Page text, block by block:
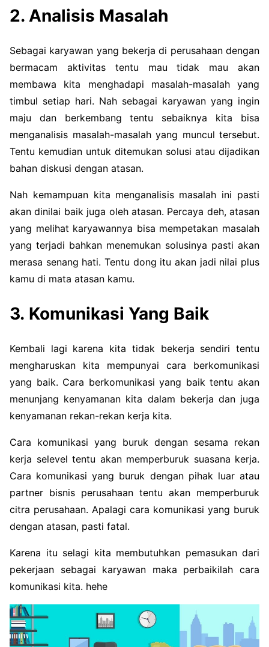
2. Analisis Masalah
Sebagai karyawan yang bekerja di perusahaan dengan
bermacam aktivitas tentu mau tidak mau akan
membawa kita menghadapi masalah-masalah yang
timbul setiap hari. Nah sebagai karyawan yang ingin
maju dan berkembang tentu sebaiknya kita bisa
menganalisis masalah-masalah yang muncul tersebut.
Tentu kemudian untuk ditemukan solusi atau dijadikan
bahan diskusi dengan atasan.
Nah kemampuan kita menganalisis masalah ini pasti
akan dinilai baik juga oleh atasan. Percaya deh, atasan
yang melihat karyawannya bisa mempetakan masalah
yang terjadi bahkan menemukan solusinya pasti akan
merasa senang hati. Tentu dong itu akan jadi nilai plus
kamu di mata atasan kamu.
3. Komunikasi Yang Baik
Kembali lagi karena kita tidak bekerja sendiri tentu
mengharuskan kita mempunyai cara berkomunikasi
yang baik. Cara berkomunikasi yang baik tentu akan
menunjang kenyamanan kita dalam bekerja dan juga
kenyamanan rekan-rekan kerja kita.
Cara komunikasi yang buruk dengan sesama rekan
kerja selevel tentu akan memperburuk suasana kerja.
Cara komunikasi yang buruk dengan pihak luar atau
partner bisnis perusahaan tentu akan memperburuk
citra perusahaan. Apalagi cara komunikasi yang buruk
dengan atasan, pasti fatal.
Karena itu selagi kita membutuhkan pemasukan dari
pekerjaan sebagai karyawan maka perbaikilah cara
komunikasi kita. hehe